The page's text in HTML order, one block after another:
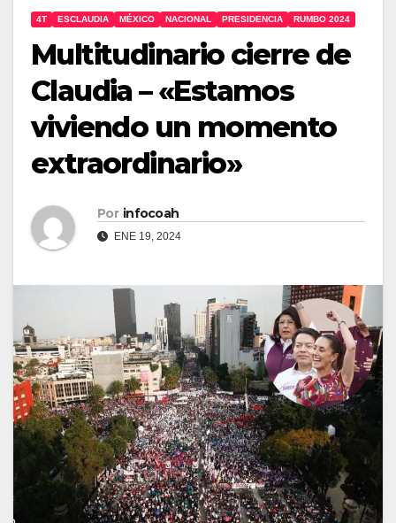
4T ESCLAUDIA MÉXICO NACIONAL PRESIDENCIA RUMBO 2024
Multitudinario cierre de
Claudia – «Estamos
viviendo un momento
extraordinario»
Por infocoah
ENE 19, 2024